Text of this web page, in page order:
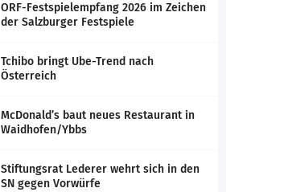
ORF-Festspielempfang 2026 im Zeichen
der Salzburger Festspiele
Tchibo bringt Ube-Trend nach
Österreich
McDonald’s baut neues Restaurant in
Waidhofen/Ybbs
Stiftungsrat Lederer wehrt sich in den
SN gegen Vorwürfe